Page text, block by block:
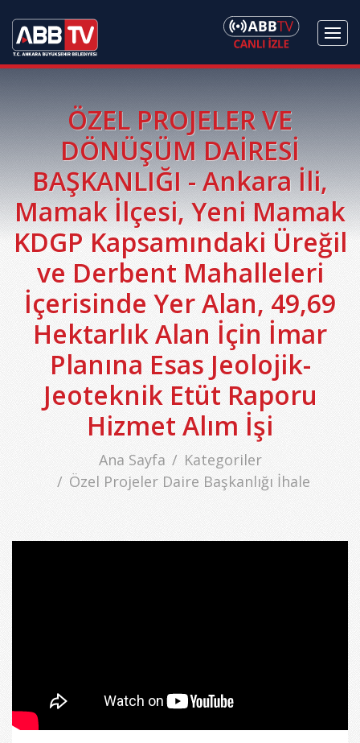
ÖZEL PROJELER VE
DÖNÜŞÜM DAİRESİ
BAŞKANLIĞI - Ankara İli,
Mamak İlçesi, Yeni Mamak
KDGP Kapsamındaki Üreğil
ve Derbent Mahalleleri
İçerisinde Yer Alan, 49,69
Hektarlık Alan İçin İmar
Planına Esas Jeolojik-
Jeoteknik Etüt Raporu
Hizmet Alım İşi
Ana Sayfa
Kategoriler
Özel Projeler Daire Başkanlığı İhale